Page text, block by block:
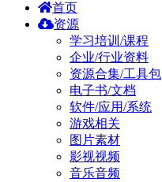
首页
资源
学习培训/课程
企业/行业资料
资源合集/工具包
电子书/文档
软件/应用/系统
游戏相关
图片素材
影视视频
音乐音频